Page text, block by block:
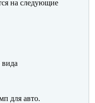
на следующие
для авто.